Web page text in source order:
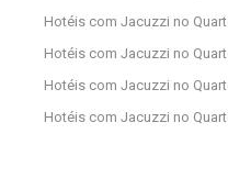
Hotéis com Jacuzzi no
Hotéis com Jacuzzi no
Hotéis com Jacuzzi no
Hotéis com Jacuzzi no